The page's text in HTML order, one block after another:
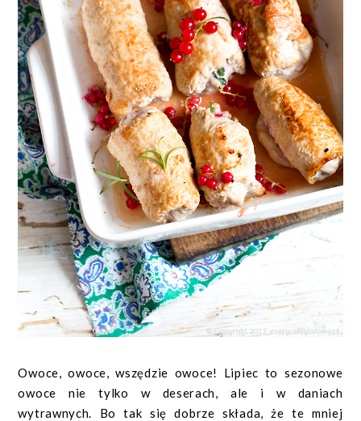
Owoce, owoce, wszędzie owoce! Lipiec to sezonowe
owoce nie tylko w deserach, ale i w daniach
wytrawnych. Bo tak się dobrze składa, że te mniej